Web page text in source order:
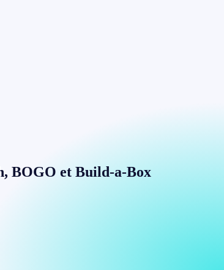
BOGO et Build-a-Box